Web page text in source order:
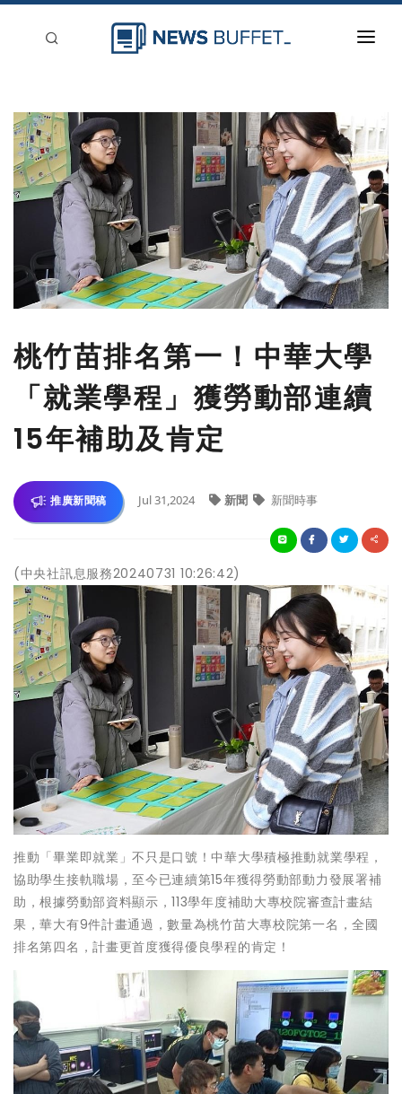
新聞稿分類
登入
刊登
桃竹苗排名第一！中華大學
「就業學程」獲勞動部連續
15年補助及肯定
推廣新聞稿 Jul 31,2024 新聞 新聞時事
(中央社訊息服務20240731 10:26:42)
推動「畢業即就業」不只是口號！中華大學積極推動就業學程，
協助學生接軌職場，至今已連續第15年獲得勞動部動力發展署補
助，根據勞動部資料顯示，113學年度補助大專校院審查計畫結
果，華大有9件計畫通過，數量為桃竹苗大專校院第一名，全國
排名第四名，計畫更首度獲得優良學程的肯定！